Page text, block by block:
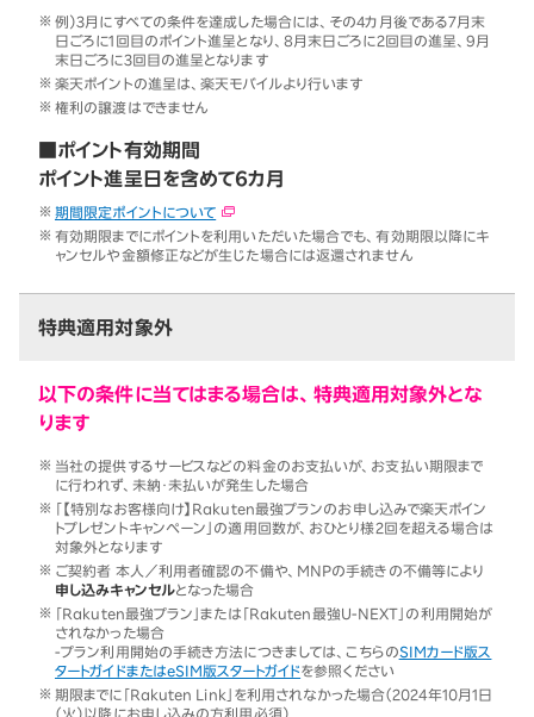
例）3月にすべての条件を達成した場合には、その4カ月後である7月末
日ごろに1回目のポイント進呈となり、8月末日ごろに2回目の進呈、9月
末日ごろに3回目の進呈となります
楽天ポイントの進呈は、楽天モバイルより行います
権利の譲渡はできません
■ポイント有効期間
ポイント進呈日を含めて6カ月
期間限定ポイントについて
有効期限までにポイントを利用いただいた場合でも、有効期限以降にキ
ャンセルや金額修正などが生じた場合には返還されません
特典適用対象外
以下の条件に当てはまる場合は、特典適用対象外とな
ります
当社の提供するサービスなどの料金のお支払いが、お支払い期限まで
に行われず、未納・未払いが発生した場合
「【特別なお客様向け】Rakuten最強プランのお申し込みで楽天ポイン
トプレゼントキャンペーン」の適用回数が、おひとり様2回を超える場合は
対象外となります
ご契約者 本人／利用者確認の不備や、MNPの手続きの不備等により
申し込みキャンセルとなった場合
「Rakuten最強プラン」または「Rakuten最強U-NEXT」の利用開始が
されなかった場合
-プラン利用開始の手続き方法につきましては、こちらのSIMカード版ス
タートガイドまたはeSIM版スタートガイドを参照ください
期限までに「Rakuten Link」を利用されなかった場合（2024年10月1日
（火）以降にお申し込みの方利用必須）